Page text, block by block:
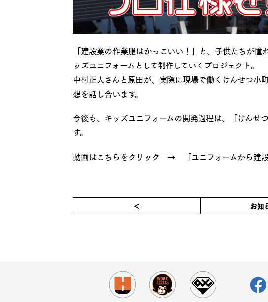
「建設業の作業服はかっこいい！」と、子供たちが
ッズユニフォームとして制作していくプロジェクト。
中村正人さんと原田が、実際に現場で働くけんせつ
想を話し合います。
今後も、キッズユニフォームの開発過程は、「けんせ
す。
動画はこちらをクリック →
「ユニフォームから
＜ お知